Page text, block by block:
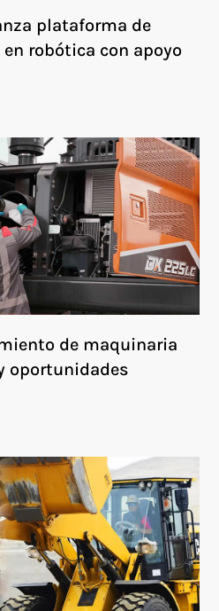
plataforma de
robótica con apoyo
de maquinaria
oportunidades